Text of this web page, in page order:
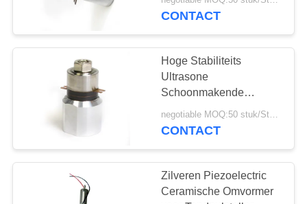
Levensduur
CONTACT
Hoge Stabiliteits
Ultrasone
Schoonmakende
Omvormer voor
Productieinstallatie/
negotiable MOQ:50 stuk/Stukken
CONTACT
Zilveren Piezoelectric
Ceramische Omvormer